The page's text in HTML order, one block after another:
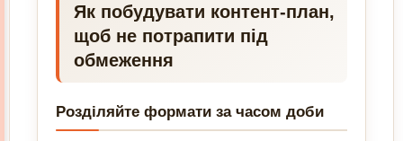
Як побудувати контент-план,
щоб не потрапити під
обмеження
Розділяйте формати за часом доби